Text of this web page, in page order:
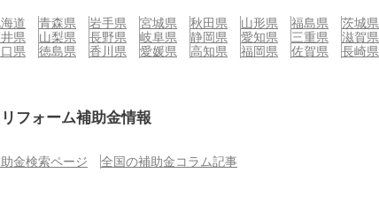
道 青森県 岩手県 宮城県 秋田県 山形県 福島県 茨城県
県
山梨県 長野県 岐阜県 静岡県 愛知県 三重県 滋賀県
県
徳島県 香川県 愛媛県 高知県 福岡県 佐賀県 長崎県
リフォーム補助金情報
金検索ページ 全国の補助金コラム記事